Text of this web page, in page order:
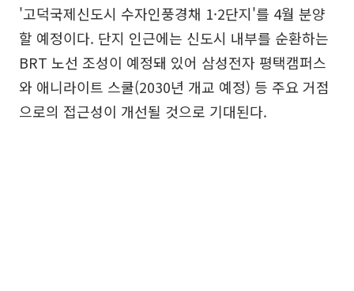
'고덕국제신도시 수자인풍경채 1·2단지'를 4월 분양
할 예정이다. 단지 인근에는 신도시 내부를 순환하는
BRT 노선 조성이 예정돼 있어 삼성전자 평택캠퍼스
와 애니라이트 스쿨(2030년 개교 예정) 등 주요 거점
으로의 접근성이 개선될 것으로 기대된다.